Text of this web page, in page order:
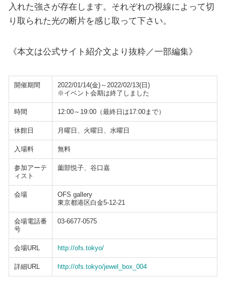
入れた強さが存在します。それぞれの視線によって切
り取られた光の断片を感じ取って下さい。
《本文は公式サイト紹介文より抜粋／一部編集》
開催期間
2022/01/14(金)～2022/02/13(日)
※イベント会期は終了しました
時間 12:00～19:00（最終日は17:00まで）
休館日 月曜日、火曜日、水曜日
入場料 無料
参加アーテ
ィスト
薗部悦子、谷口嘉
会場
OFS gallery
東京都港区白金5-12-21
会場電話番
号
03-6677-0575
会場URL http://ofs.tokyo/
詳細URL http://ofs.tokyo/jewel_box_004